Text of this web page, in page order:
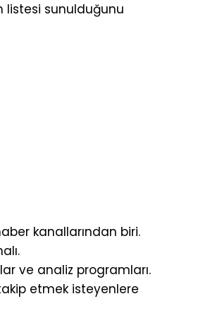
listesi sunulduğunu
kanallarından biri.
ve analiz programları.
etmek isteyenlere